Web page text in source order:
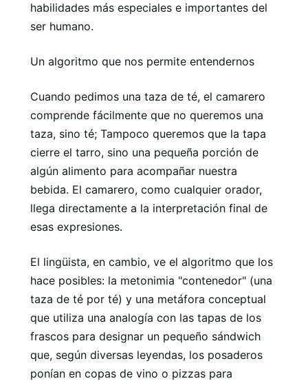
habilidades más especiales e importantes del
ser humano.
Un algoritmo que nos permite entendernos
Cuando pedimos una taza de té, el camarero
comprende fácilmente que no queremos una
taza, sino té; Tampoco queremos que la tapa
cierre el tarro, sino una pequeña porción de
algún alimento para acompañar nuestra
bebida. El camarero, como cualquier orador,
llega directamente a la interpretación final de
esas expresiones.
El lingüista, en cambio, ve el algoritmo que los
hace posibles: la metonimia "contenedor" (una
taza de té por té) y una metáfora conceptual
que utiliza una analogía con las tapas de los
frascos para designar un pequeño sándwich
que, según diversas leyendas, los posaderos
ponían en copas de vino o pizzas para